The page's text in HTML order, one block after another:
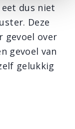
eet dus niet
Deze
gevoel over
gevoel van
gelukkig